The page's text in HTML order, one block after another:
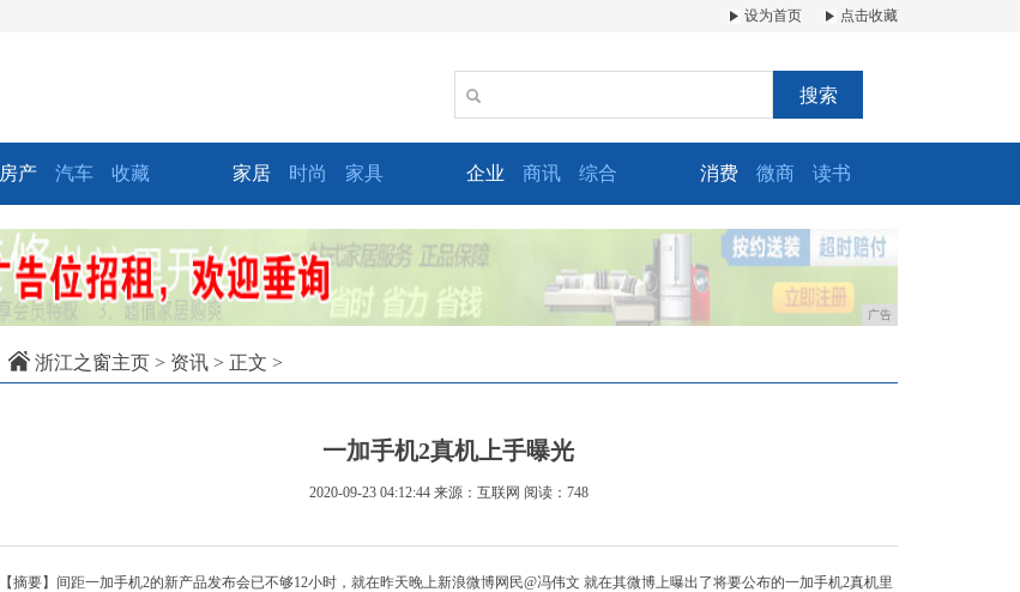
设为首页 点击收藏
搜索
房产 汽车 收藏 家居 时尚 家具 企业 商讯 综合 消费 微商 读书
广告
浙江之窗主页 > 资讯 > 正文 >
一加手机2真机上手曝光
2020-09-23 04:12:44 来源：互联网 阅读：748
【摘要】间距一加手机2的新产品发布会已不够12小时，就在昨天晚上新浪微博网民@冯伟文 就在其微博上曝出了将要公布的一加手机2真机里